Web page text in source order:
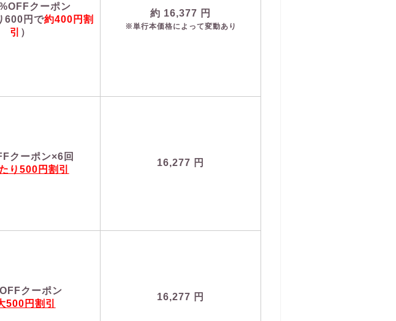
クーポン
600円で約400円割
引 ）
約 16,377 円
※単行本価格によって変動あり
クーポン×6回
り500円割引
16,277 円
クーポン
500円割引
16,277 円